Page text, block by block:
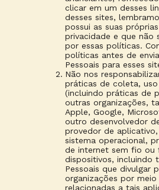
clicar em um desses
desses sites,
possui as suas
privacidade e que não
por essas políticas.
políticas antes de
Pessoais para esses
Não nos
práticas de coleta,
(incluindo práticas de
outras organizações,
Apple, Google,
outro desenvolvedor
provedor de
sistema operacional,
de internet sem fio ou
dispositivos, incluindo
Pessoais que divulgar
organizações por
relacionadas a tais